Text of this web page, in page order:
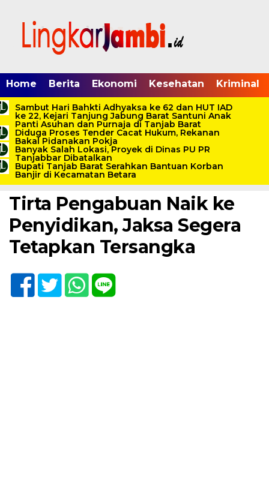
Home Berita Ekonomi Kesehatan Kriminal
Sambut Hari Bahkti Adhyaksa ke 62 dan HUT IAD
ke 22, Kejari Tanjung Jabung Barat Santuni Anak
Panti Asuhan dan Purnaja di Tanjab Barat
Diduga Proses Tender Cacat Hukum, Rekanan
Bakal Pidanakan Pokja
Banyak Salah Lokasi, Proyek di Dinas PU PR
Tanjabbar Dibatalkan
Bupati Tanjab Barat Serahkan Bantuan Korban
Banjir di Kecamatan Betara
Home /Berita/Bisnis /Ekonomi/Energi/Finansial/Industri/
Infrastruktur/Nasional /Pemerintahan
Kamis, 2 November 2023 - 05:45 WIB
Kasus Dana Subsidi PDAM
Tirta Pengabuan Naik ke
Penyidikan, Jaksa Segera
Tetapkan Tersangka